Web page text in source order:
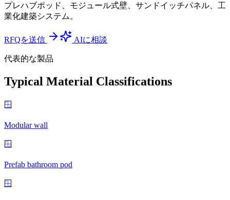
プレハブポッド、モジュール式壁、サンドイッチパネル、工
業化建築システム。
RFQを送信 AIに相談
代表的な製品
Typical Material Classifications
🪟
Modular wall
🪟
Prefab bathroom pod
🪟